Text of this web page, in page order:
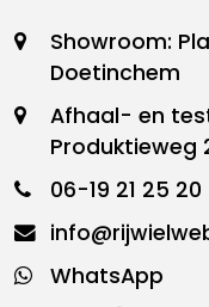
Showroom:
Doetinchem
Afhaal- en
Produktieweg
06-19 21 25 20
WhatsApp